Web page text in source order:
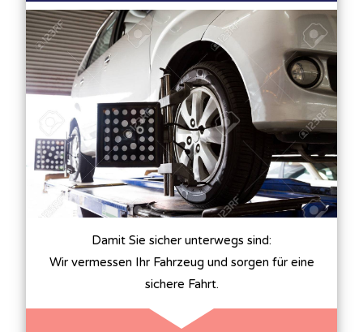
Damit Sie sicher unterwegs sind:
Wir vermessen Ihr Fahrzeug und sorgen für eine
sichere Fahrt.